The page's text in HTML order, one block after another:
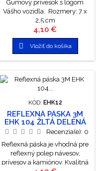
Gumový prívesok s logom
Vášho vozidla. Rozmery: 7 x
2,5 cm
Cena
4,10 €
 Vložiť do košíka
KÓD: EHK12
REFLEXNÁ PÁSKA 3M
EHK 104 ŽLTÁ DELENÁ
Recenzia(e): 0
Reflexná páska je vhodná pre
reflexný polep návesov,
prívesov a kamiónov. Kvalitná